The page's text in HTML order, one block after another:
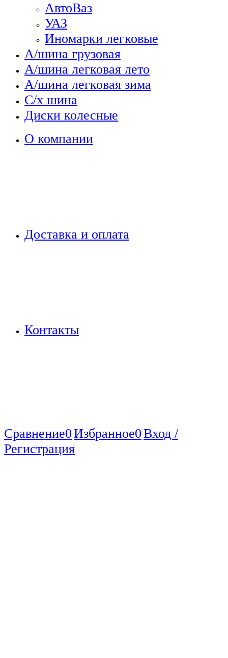
АвтоВаз
УАЗ
Иномарки легковые
А/шина грузовая
А/шина легковая лето
А/шина легковая зима
С/х шина
Диски колесные
О компании
Доставка и оплата
Контакты
Сравнение0Избранное0Вход /
Регистрация